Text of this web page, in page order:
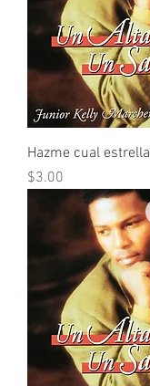
Hazme cual estrella
Precio
$3.00